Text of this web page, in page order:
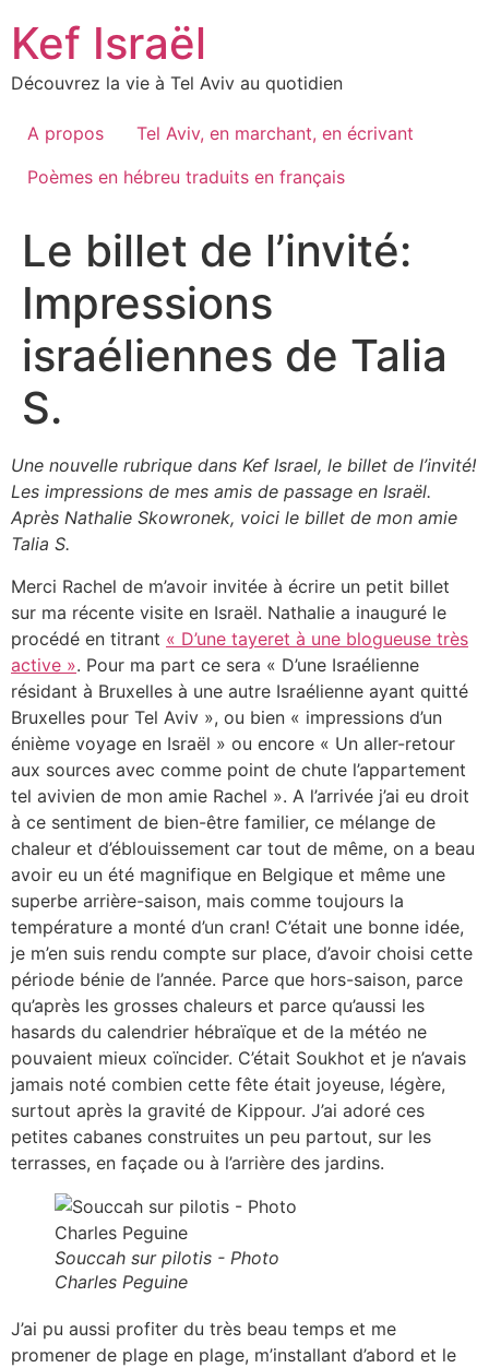
content
Kef Israël
Découvrez la vie à Tel Aviv au quotidien
A propos
Tel Aviv, en marchant, en écrivant
Poèmes en hébreu traduits en français
Le billet de l’invité:
Impressions
israéliennes de Talia
S.
Une nouvelle rubrique dans Kef Israel, le billet de l’invité!
Les impressions de mes amis de passage en Israël.
Après Nathalie Skowronek, voici le billet de mon amie
Talia S.
Merci Rachel de m’avoir invitée à écrire un petit billet
sur ma récente visite en Israël. Nathalie a inauguré le
procédé en titrant « D’une tayeret à une blogueuse très
active ». Pour ma part ce sera « D’une Israélienne
résidant à Bruxelles à une autre Israélienne ayant quitté
Bruxelles pour Tel Aviv », ou bien « impressions d’un
énième voyage en Israël » ou encore « Un aller-retour
aux sources avec comme point de chute l’appartement
tel avivien de mon amie Rachel ». A l’arrivée j’ai eu droit
à ce sentiment de bien-être familier, ce mélange de
chaleur et d’éblouissement car tout de même, on a beau
avoir eu un été magnifique en Belgique et même une
superbe arrière-saison, mais comme toujours la
température a monté d’un cran! C’était une bonne idée,
je m’en suis rendu compte sur place, d’avoir choisi cette
période bénie de l’année. Parce que hors-saison, parce
qu’après les grosses chaleurs et parce qu’aussi les
hasards du calendrier hébraïque et de la météo ne
pouvaient mieux coïncider. C’était Soukhot et je n’avais
jamais noté combien cette fête était joyeuse, légère,
surtout après la gravité de Kippour. J’ai adoré ces
petites cabanes construites un peu partout, sur les
terrasses, en façade ou à l’arrière des jardins.
Souccah sur pilotis - Photo
Charles Peguine
J’ai pu aussi profiter du très beau temps et me
promener de plage en plage, m’installant d’abord et le